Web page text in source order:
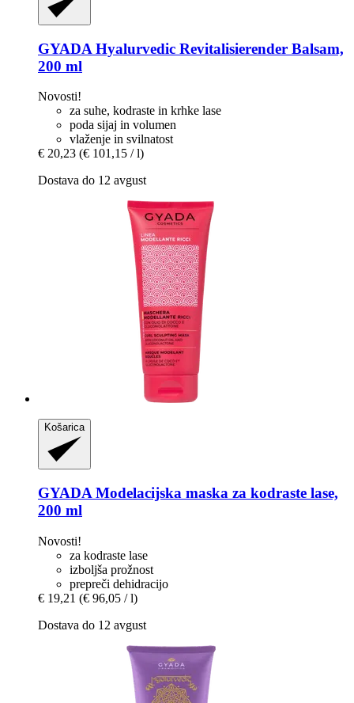
GYADA Hyalurvedic Revitalisierender Balsam,
200 ml
Novosti!
za suhe, kodraste in krhke lase
poda sijaj in volumen
vlaženje in svilnatost
€ 20,23 (€ 101,15 / l)
Dostava do 12 avgust
Košarica
GYADA Modelacijska maska za kodraste lase,
200 ml
Novosti!
za kodraste lase
izboljša prožnost
prepreči dehidracijo
€ 19,21 (€ 96,05 / l)
Dostava do 12 avgust